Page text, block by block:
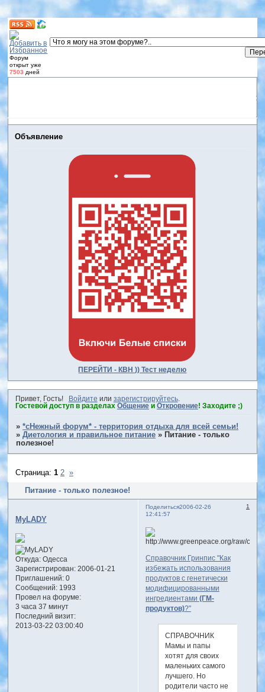
Форум
открыт уже
7503 дней
Объявление
ПЕРЕЙТИ - КВН )) Тест неделю
Привет, Гость! Войдите или зарегистрируйтесь.
Гостевой доступ в разделах Общениеи Откровение! Заходите ;)
»*сНежный форум* - территория отдыха для всей семьи!
»Диетология и правильное питание » Питание - только
полезное!
Питание - только полезное!
Страница:1 2 »
Поделиться 1
2006-02-26
12:41:57
MyLADY
Откуда:Одесса
Зарегистрирован: 2006-01-21
Приглашений:0
Сообщений:1993
Провел на форуме:
3 часа 37 минут
Последний визит:
2013-03-22 03:00:40
Справочник Гринпис "Как
избежать использования
продуктов с генетически
модифицированными
ингредиентами (ГМ-
продуктов)?"
СПРАВОЧНИК
Мамы и папы
хотят для своих
маленьких самого
лучшего. Но
родители часто не